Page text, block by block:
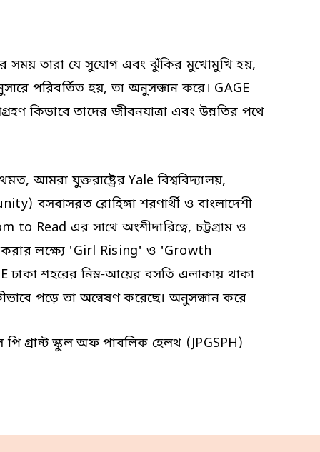
সময় তারা যে সুযোগ এবং ঝুঁকির মুখোমুখি হয়,
পরিবর্তিত হয়, তা অনুসন্ধান করে। GAGE
কিভাবে তাদের জীবনযাত্রা এবং উন্নতির পথে
আমরা যুক্তরাষ্ট্রের Yale বিশ্ববিদ্যালয়,
বসবাসরত রোহিঙ্গা শরণার্থী ও বাংলাদেশী
to Read এর সাথে অংশীদারিত্বে, চট্টগ্রাম ও
করার লক্ষ্যে 'Girl Rising' ও 'Growth
ঢাকা শহরের নিম্ন-আয়ের বসতি এলাকায় থাকা
পড়ে তা অন্বেষণ করেছে। অনুসন্ধান করে
পি গ্রান্ট স্কুল অফ পাবলিক হেলথ (JPGSPH)